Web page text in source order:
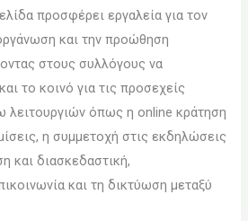
προσφέρει εργαλεία για τον
και την προώθηση
στους συλλόγους να
το κοινό για τις προσεχείς
λειτουργιών όπως η online κράτηση
η συμμετοχή στις εκδηλώσεις
και διασκεδαστική,
και τη δικτύωση μεταξύ